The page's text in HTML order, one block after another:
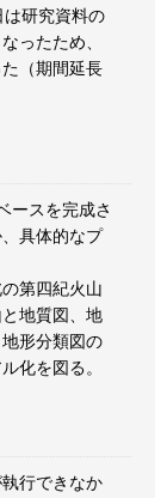
研究資料の
ったため、
（期間延長
ースを完成さ
具体的なプ
第四紀火山
地質図、地
形分類図の
化を図る。
行できなか